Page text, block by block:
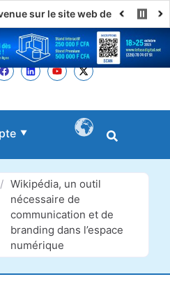
sur le site web de LE FASO
▼
/ Wikipédia, un outil
nécessaire de
communication et de
branding dans l’espace
numérique